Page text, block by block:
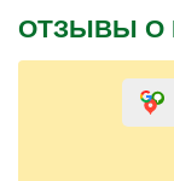
ОТЗЫВЫ О